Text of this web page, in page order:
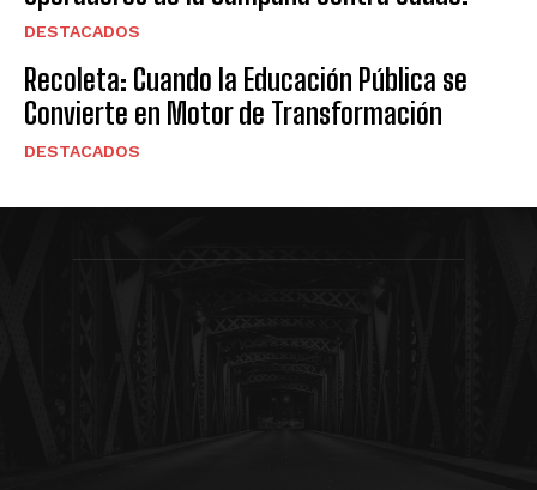
DESTACADOS
Recoleta: Cuando la Educación Pública se
Convierte en Motor de Transformación
DESTACADOS